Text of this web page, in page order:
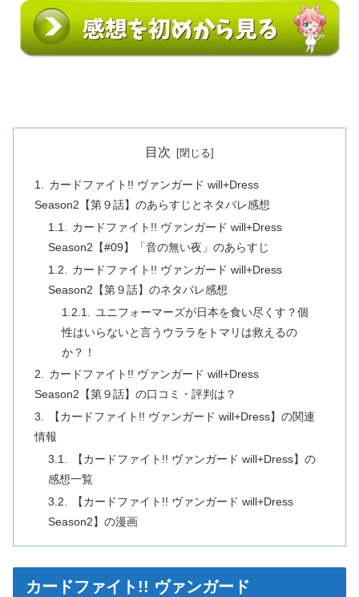
目次
カードファイト!! ヴァンガード will+Dress
Season2【第９話】のあらすじとネタバレ感想
カードファイト!! ヴァンガード will+Dress
Season2【#09】「音の無い夜」のあらすじ
カードファイト!! ヴァンガード will+Dress
Season2【第９話】のネタバレ感想
ユニフォーマーズが日本を食い尽くす？個
性はいらないと言うウララをトマリは救えるの
か？！
カードファイト!! ヴァンガード will+Dress
Season2【第９話】の口コミ・評判は？
【カードファイト!! ヴァンガード will+Dress】の関連
情報
【カードファイト!! ヴァンガード will+Dress】の
感想一覧
【カードファイト!! ヴァンガード will+Dress
Season2】の漫画
カードファイト!! ヴァンガード